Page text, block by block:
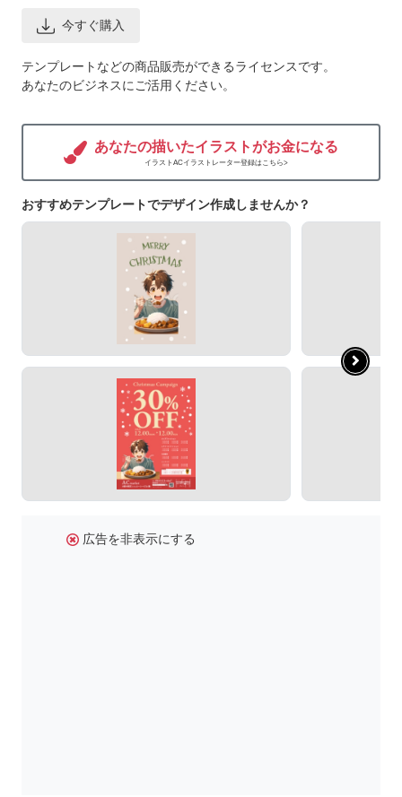
今すぐ購入
テンプレートなどの商品販売ができるライセンスです。
あなたのビジネスにご活用ください。
あなたの描いたイラストがお金になる
イラストACイラストレーター登録はこちら>
おすすめテンプレートでデザイン作成しませんか？
広告を非表示にする